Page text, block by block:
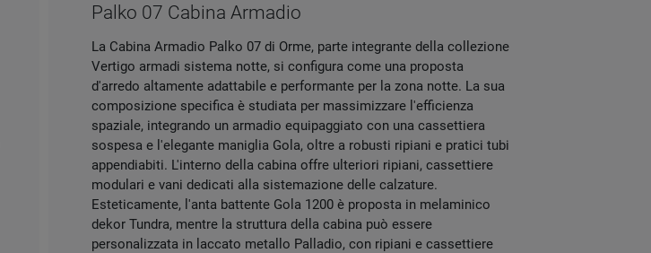
Palko 07 Cabina Armadio
La Cabina Armadio Palko 07 di Orme, parte integrante della collezione
Vertigo armadi sistema notte, si configura come una proposta
d'arredo altamente adattabile e performante per la zona notte. La sua
composizione specifica è studiata per massimizzare l'efficienza
spaziale, integrando un armadio equipaggiato con una cassettiera
sospesa e l'elegante maniglia Gola, oltre a robusti ripiani e pratici tubi
appendiabiti. L'interno della cabina offre ulteriori ripiani, cassettiere
modulari e vani dedicati alla sistemazione delle calzature.
Esteticamente, l'anta battente Gola 1200 è proposta in melaminico
dekor Tundra, mentre la struttura della cabina può essere
personalizzata in laccato metallo Palladio, con ripiani e cassettiere